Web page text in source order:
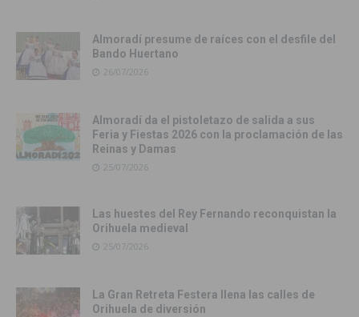
Almoradí presume de raíces con el desfile del
Bando Huertano
26/07/2026
Almoradí da el pistoletazo de salida a sus
Feria y Fiestas 2026 con la proclamación de las
Reinas y Damas
25/07/2026
Las huestes del Rey Fernando reconquistan la
Orihuela medieval
25/07/2026
La Gran Retreta Festera llena las calles de
Orihuela de diversión